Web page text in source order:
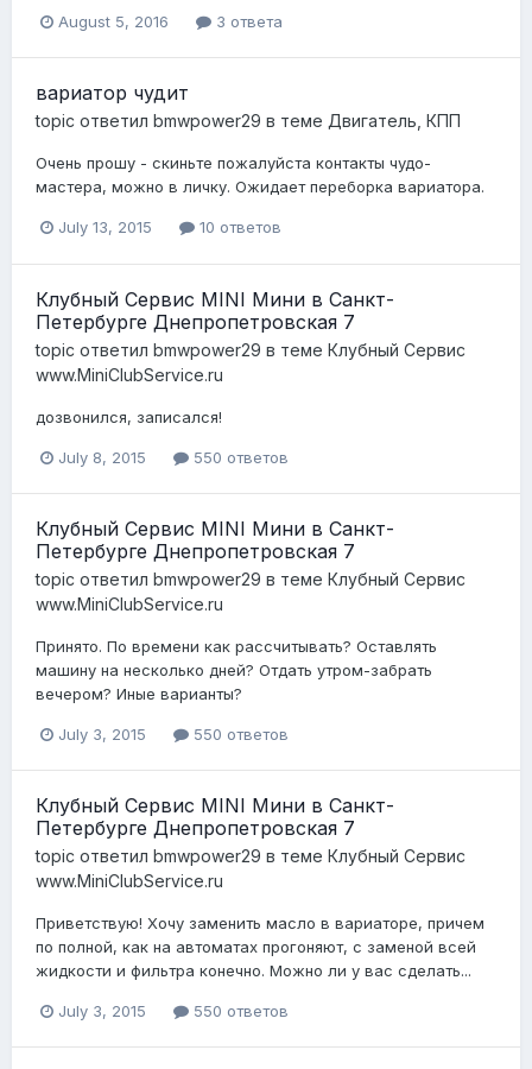
August 5, 2016 3 ответа
вариатор чудит
topic ответил bmwpower29 в теме Двигатель, КПП
Очень прошу - скиньте пожалуйста контакты чудо-
мастера, можно в личку. Ожидает переборка вариатора.
July 13, 2015 10 ответов
Клубный Сервис MINI Мини в Санкт-
Петербурге Днепропетровская 7
topic ответил bmwpower29 в теме Клубный Сервис
www.MiniClubService.ru
дозвонился, записался!
July 8, 2015 550 ответов
Клубный Сервис MINI Мини в Санкт-
Петербурге Днепропетровская 7
topic ответил bmwpower29 в теме Клубный Сервис
www.MiniClubService.ru
Принято. По времени как рассчитывать? Оставлять
машину на несколько дней? Отдать утром-забрать
вечером? Иные варианты?
July 3, 2015 550 ответов
Клубный Сервис MINI Мини в Санкт-
Петербурге Днепропетровская 7
topic ответил bmwpower29 в теме Клубный Сервис
www.MiniClubService.ru
Приветствую! Хочу заменить масло в вариаторе, причем
по полной, как на автоматах прогоняют, с заменой всей
жидкости и фильтра конечно. Можно ли у вас сделать...
July 3, 2015 550 ответов